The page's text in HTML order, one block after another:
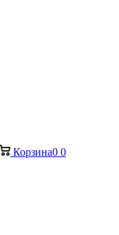
Корзина0 0